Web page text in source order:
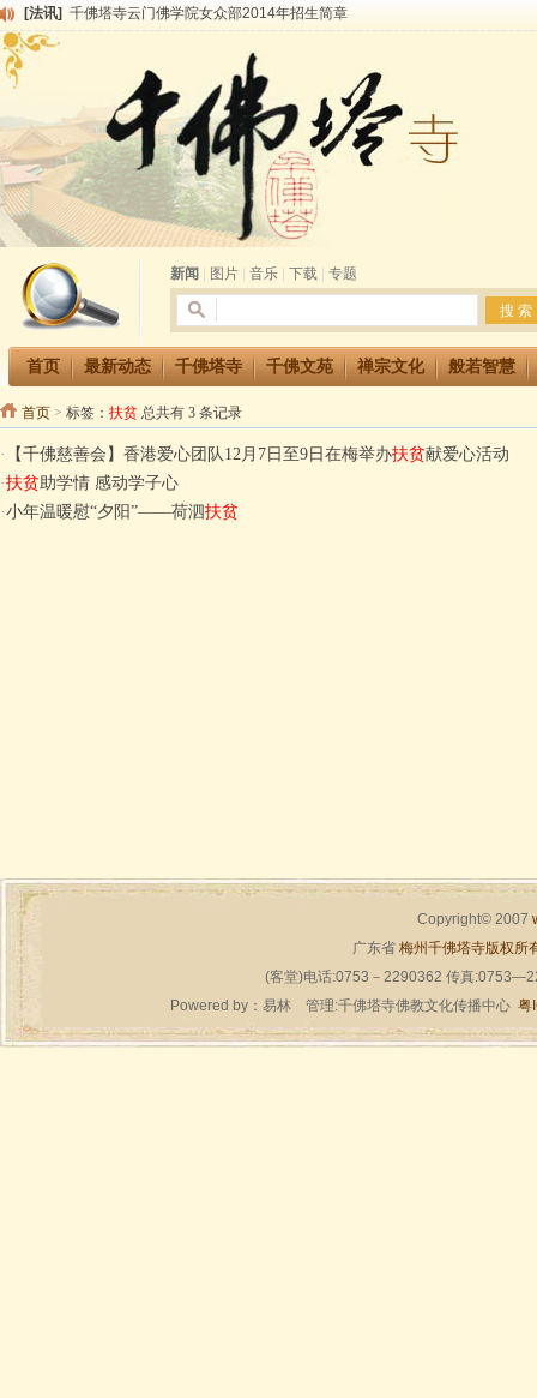
[法讯] 千佛塔寺云门佛学院女众部2014年招生简章
[法讯]
共赴华藏世界 进入最后七天倒计时 殊胜华严法会 快快同享富贵庄严海
千佛塔寺阅藏堂周末阅藏报名通知
[法讯]
清明节祭祖报恩地藏法会
[法讯] 本寺方丈上明下慧尼和尚开讲《六祖坛经》
[法讯]
2015-3-26师父于法堂对大众的开示
[法讯]
广东千佛塔寺云门佛学院女众部 2016年招生简章
[法讯]
恭请海涛法师莅临千佛塔寺弘法
[法讯] 2014年七月大法会 祈福息灾地藏七 冥阳两利普渡群蒙盂兰盆
新闻
图片 音乐 下载 专题
首页 最新动态 千佛塔寺 千佛文苑 禅宗文化 般若智慧
首页 > 标签： 扶贫 总共有 3 条记录
· 【千佛慈善会】香港爱心团队12月7日至9日在梅举办扶贫献爱心活动
·扶贫助学情 感动学子心
·小年温暖慰“夕阳”——荷泗扶贫
Copyright© 2007
广东省 梅州千佛塔寺版权所
(客堂)电话:0753－2290362 传真
Powered by： 易林管理:千佛塔寺佛教文化传播中心 粤